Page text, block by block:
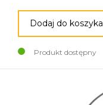
Dodaj do koszyka
Produkt dostępny